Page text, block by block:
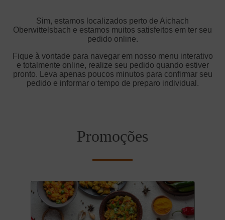
Sim, estamos localizados perto de Aichach
Oberwittelsbach e estamos muitos satisfeitos em ter seu
pedido online.
Fique à vontade para navegar em nosso menu interativo
e totalmente online, realize seu pedido quando estiver
pronto. Leva apenas poucos minutos para confirmar seu
pedido e informar o tempo de preparo individual.
Promoções